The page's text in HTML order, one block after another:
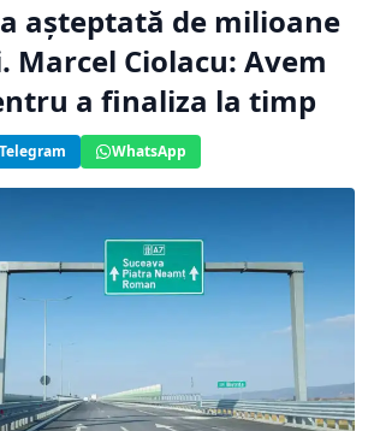
aşteptată de milioane
Marcel Ciolacu: Avem
a finaliza la timp
Telegram WhatsApp